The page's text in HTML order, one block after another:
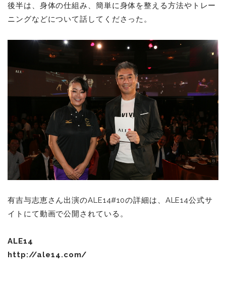
後半は、身体の仕組み、簡単に身体を整える方法やトレー
ニングなどについて話してくださった。
有吉与志恵さん出演のALE14#10の詳細は、ALE14公式サ
イトにて動画で公開されている。
ALE14
http://ale14.com/